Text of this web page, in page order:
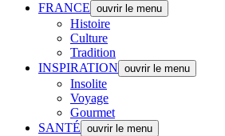
FRANCE ouvrir le menu
Histoire
Culture
Tradition
INSPIRATION ouvrir le menu
Insolite
Voyage
Gourmet
SANTÉ ouvrir le menu